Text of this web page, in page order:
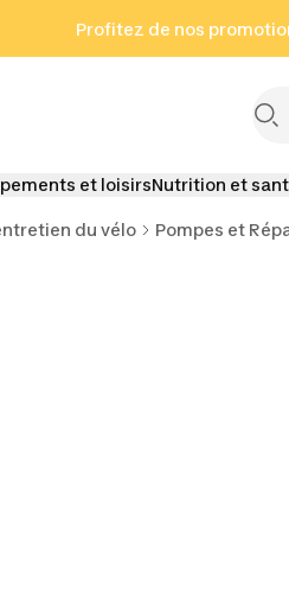
Aller au pied de page
Profitez de nos
et loisirsNutrition et
du vélo Pompes et